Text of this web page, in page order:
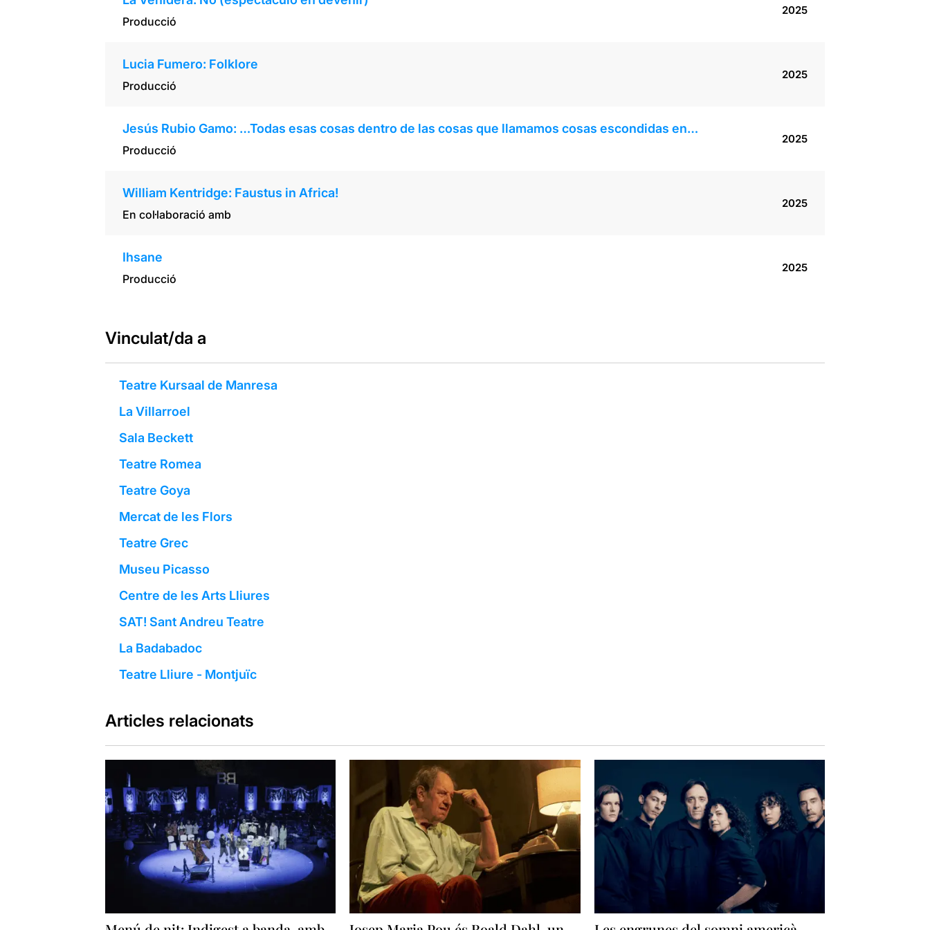
Producció
2025
Lucia Fumero: Folklore
Producció
2025
Jesús Rubio Gamo: …Todas esas cosas dentro de las cosas que llamamos cosas escondidas en…
Producció
2025
William Kentridge: Faustus in Africa!
En col·laboració amb
2025
Ihsane
Producció
2025
Vinculat/da a
Teatre Kursaal de Manresa
La Villarroel
Sala Beckett
Teatre Romea
Teatre Goya
Mercat de les Flors
Teatre Grec
Museu Picasso
Centre de les Arts Lliures
SAT! Sant Andreu Teatre
La Badabadoc
Teatre Lliure - Montjuïc
Articles relacionats